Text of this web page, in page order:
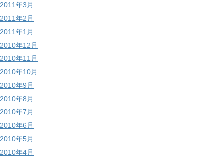
2011年3月
2011年2月
2011年1月
2010年12月
2010年11月
2010年10月
2010年9月
2010年8月
2010年7月
2010年6月
2010年5月
2010年4月